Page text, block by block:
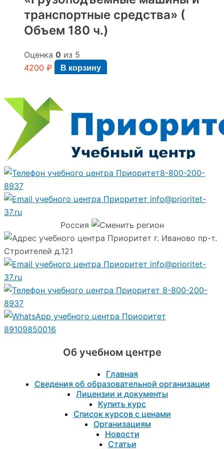
транспортные средства» (
Объем 180 ч.)
Оценка 0 из 5
4200 ₽ В корзину
8-800-200-
8937
info@prioritet-
37.ru
Россия
г. Иваново пр-т.
Строителей д.121
info@prioritet-
37.ru
8-800-200-
8937
89109850016
Об учебном центре
Главная
Сведения об образовательной организации
Лицензии и документы
Купить курс
Список курсов с ценами
Организациям
Новости
Статьи